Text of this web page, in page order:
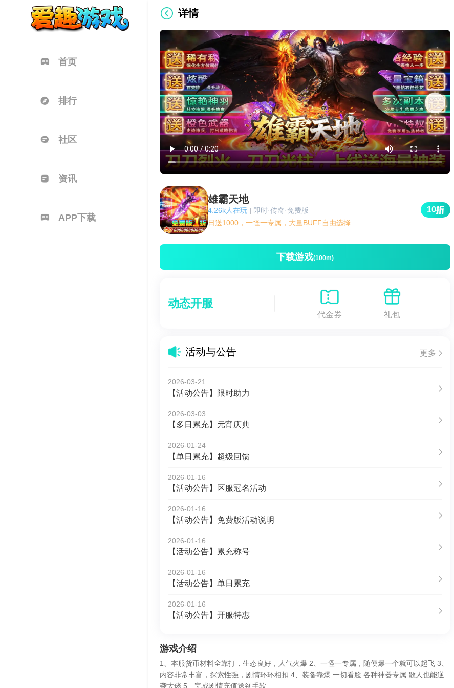
首页
排行
社区
资讯
APP下载
详情
雄霸天地
4.26k人在玩 | 即时·传奇·免费版
日送1000，一怪一专属，大量BUFF自由选择
10
下载游戏(100m)
动态开服
代金券 礼包
活动与公告 更多
2026-03-21
【活动公告】限时助力
2026-03-03
【多日累充】元宵庆典
2026-01-24
【单日累充】超级回馈
2026-01-16
【活动公告】区服冠名活动
2026-01-16
【活动公告】免费版活动说明
2026-01-16
【活动公告】累充称号
2026-01-16
【活动公告】单日累充
2026-01-16
【活动公告】开服特惠
游戏介绍
1、本服货币材料全靠打，生态良好，人气火爆 2、一怪一专属，随便爆一个就可以起飞 3、
内容非常丰富，探索性强，剧情环环相扣 4、装备靠爆 一切看脸 各种神器专属 散人也能逆
袭大佬 5、完成剧情充值送到手软